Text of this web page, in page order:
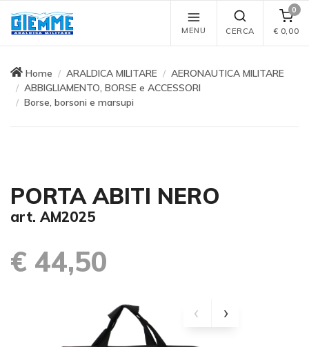
MENU CERCA
0
€ 0,00
Home ARALDICA MILITARE
AERONAUTICA MILITARE
ABBIGLIAMENTO, BORSE e ACCESSORI
Borse, borsoni e marsupi
PORTA ABITI NERO
art. AM2025
€ 44,50